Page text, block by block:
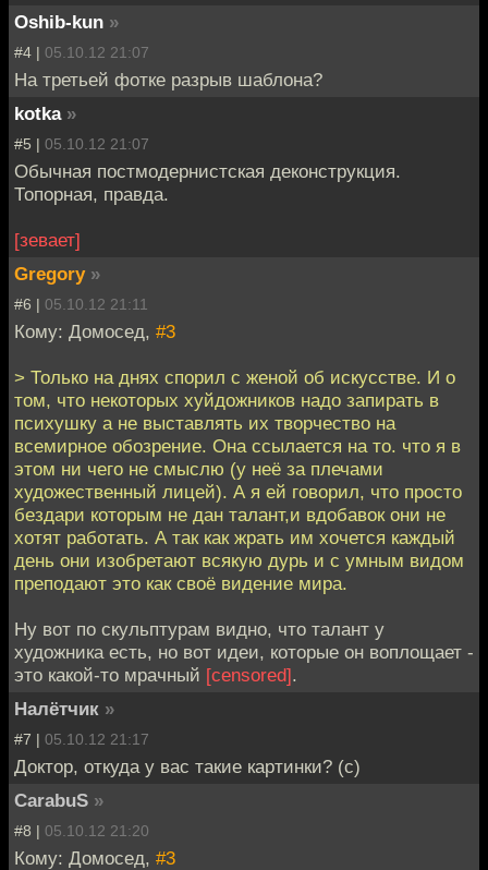
Oshib-kun »
#4 | 05.10.12 21:07
На третьей фотке разрыв шаблона?
kotka »
#5 | 05.10.12 21:07
Обычная постмодернистская деконструкция.
Топорная, правда.
[зевает]
Gregory »
#6 | 05.10.12 21:11
Кому: Домосед, #3
> Только на днях спорил с женой об искусстве. И о
том, что некоторых хуйдожников надо запирать в
психушку а не выставлять их творчество на
всемирное обозрение. Она ссылается на то. что я в
этом ни чего не смыслю (у неё за плечами
художественный лицей). А я ей говорил, что просто
бездари которым не дан талант,и вдобавок они не
хотят работать. А так как жрать им хочется каждый
день они изобретают всякую дурь и с умным видом
преподают это как своё видение мира.
Ну вот по скульптурам видно, что талант у
художника есть, но вот идеи, которые он воплощает -
это какой-то мрачный [censored].
Налётчик »
#7 | 05.10.12 21:17
Доктор, откуда у вас такие картинки? (с)
CarabuS »
#8 | 05.10.12 21:20
Кому: Домосед, #3